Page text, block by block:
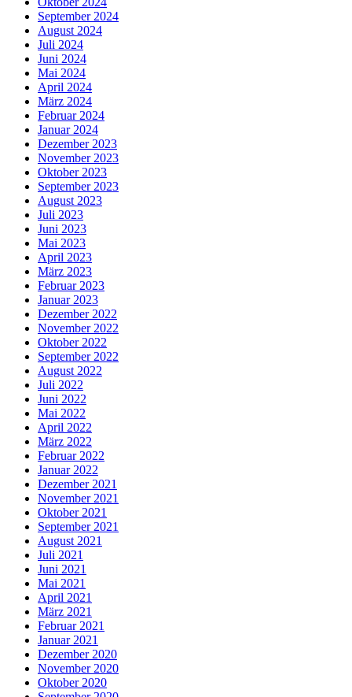
September 2024
August 2024
Juli 2024
Juni 2024
Mai 2024
April 2024
März 2024
Februar 2024
Januar 2024
Dezember 2023
November 2023
Oktober 2023
September 2023
August 2023
Juli 2023
Juni 2023
Mai 2023
April 2023
März 2023
Februar 2023
Januar 2023
Dezember 2022
November 2022
Oktober 2022
September 2022
August 2022
Juli 2022
Juni 2022
Mai 2022
April 2022
März 2022
Februar 2022
Januar 2022
Dezember 2021
November 2021
Oktober 2021
September 2021
August 2021
Juli 2021
Juni 2021
Mai 2021
April 2021
März 2021
Februar 2021
Januar 2021
Dezember 2020
November 2020
Oktober 2020